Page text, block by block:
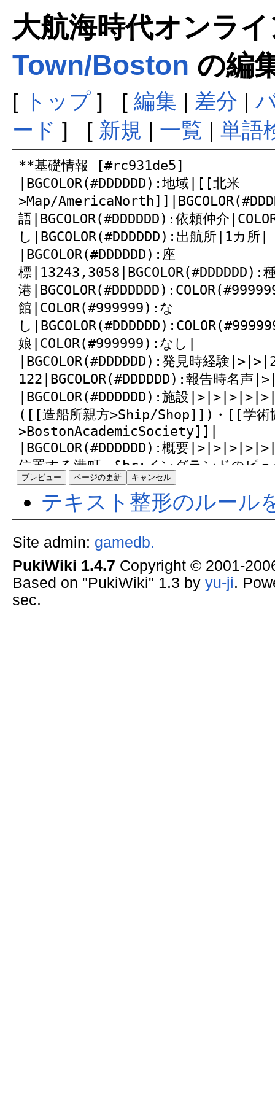
大航海時代オンラ
Town/Boston の編
[ トップ] [ 編集 | 差分 |
ード ] [ 新規 | 一覧 | 単語
テキスト整形のルール
Site admin: gamedb.
PukiWiki 1.4.7 Copyright © 2001-
Based on "PukiWiki" 1.3 by yu-ji.
sec.